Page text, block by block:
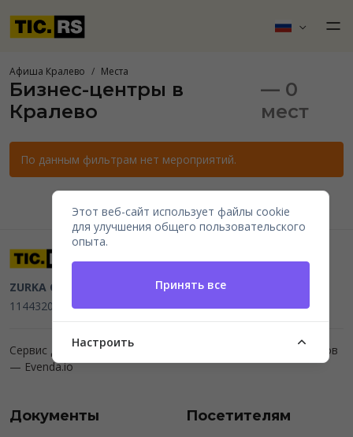
Афиша Кралево Места
Бизнес-центры в
Кралево
— 0
мест
По данным фильтрам нет мероприятий.
ZURKA CE BITI DOO Beograd, Kraljice Natalije 11
114432064, MB 22023195,mail@tic.rs, +381 63 173 3142
Сервис для организаторов мероприятий и продажи билетов
— Evenda.io
Документы Посетителям
Этот веб-сайт использует файлы cookie
для улучшения общего пользовательского
опыта.
Принять все
Настроить